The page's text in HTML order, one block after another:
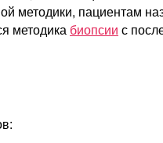
методики, пациентам
методика биопсии с